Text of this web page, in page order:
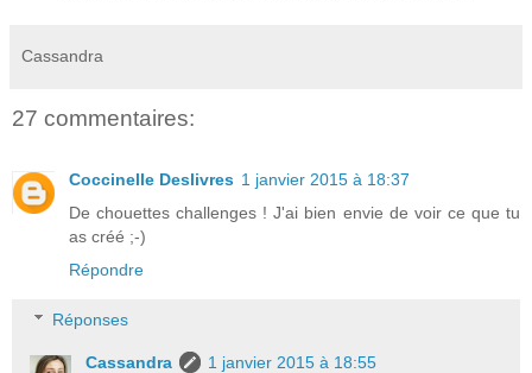
Cassandra
27 commentaires:
Coccinelle Deslivres 1 janvier 2015 à 18:37
De chouettes challenges ! J'ai bien envie de voir ce que tu
as créé ;-)
Répondre
Réponses
Cassandra
1 janvier 2015 à 18:55